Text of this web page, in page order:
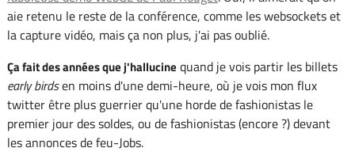
aie retenu le reste de la conférence, comme les websockets et
la capture vidéo, mais ça non plus, j'ai pas oublié.
Ça fait des années que j'hallucine quand je vois partir les billets
early birdsen moins d'une demi-heure, où je vois mon flux
twitter être plus guerrier qu'une horde de fashionistas le
premier jour des soldes, ou de fashionistas (encore ?) devant
les annonces de feu-Jobs.